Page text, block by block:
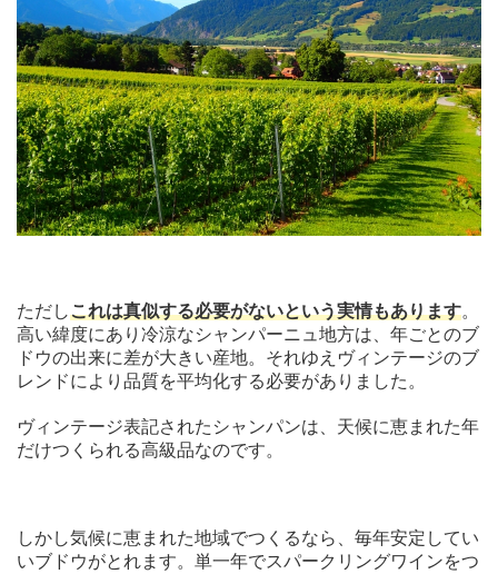
ただしこれは真似する必要がないという実情もあります。
高い緯度にあり冷涼なシャンパーニュ地方は、年ごとのブ
ドウの出来に差が大きい産地。それゆえヴィンテージのブ
レンドにより品質を平均化する必要がありました。
ヴィンテージ表記されたシャンパンは、天候に恵まれた年
だけつくられる高級品なのです。
しかし気候に恵まれた地域でつくるなら、毎年安定してい
いブドウがとれます。単一年でスパークリングワインをつ